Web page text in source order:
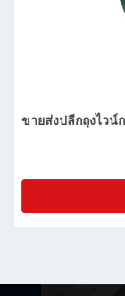
กระปุกบรรจุกระ